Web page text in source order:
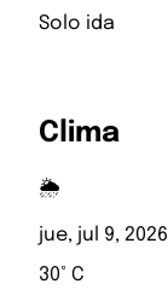
Solo ida
Clima
🌦️
jue, jul 9, 2026
30° C